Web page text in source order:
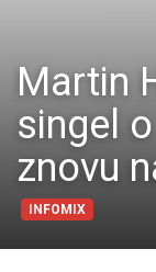
Martin
singel
znovu
INFOMIX